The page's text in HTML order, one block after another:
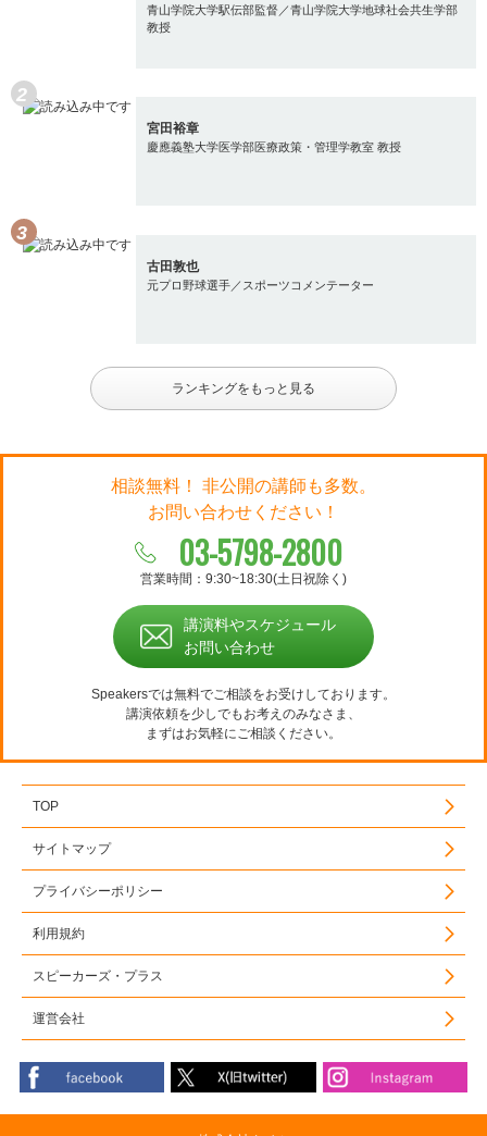
青山学院大学駅伝部監督／青山学院大学地球社会共生学部
教授
宮田裕章
慶應義塾大学医学部医療政策・管理学教室 教授
古田敦也
元プロ野球選手／スポーツコメンテーター
ランキングをもっと見る
相談無料！ 非公開の講師も多数。
お問い合わせください！
03-5798-2800
営業時間：9:30~18:30(土日祝除く)
講演料やスケジュール
お問い合わせ
Speakersでは無料でご相談をお受けしております。
講演依頼を少しでもお考えのみなさま、
まずはお気軽にご相談ください。
TOP
サイトマップ
プライバシーポリシー
利用規約
スピーカーズ・プラス
運営会社